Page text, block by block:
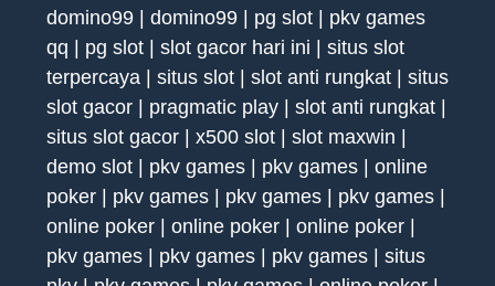
domino99
domino99 pg slot
pkv games
qq
pg slot slot gacor hari ini
situs slot
terpercaya
situs slot slot anti rungkat
situs
slot gacor
pragmatic play slot anti rungkat
situs slot gacor
x500 slot slot maxwin
demo slot
pkv games pkv games
online
poker
pkv games pkv games pkv games
online poker
online poker online poker
pkv games
pkv games pkv games
situs